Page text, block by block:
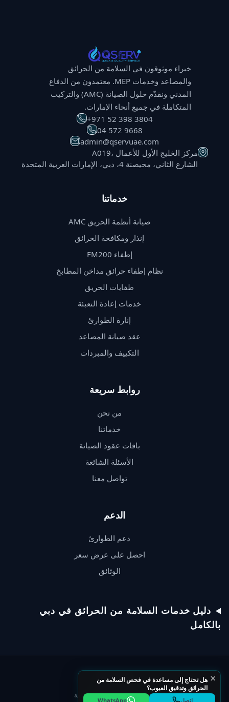
خبراء موثوقون في السلامة من الحرائق
والمصاعد وخدمات MEP. معتمدون من الدفاع
المدني ونقدّم حلول الصيانة (AMC) والتركيب
المتكاملة في جميع أنحاء الإمارات.
⁦+971 52 398 3804⁩
⁦04 572 9668⁩
admin@qservuae.com
A019، مركز الخليج الأول للأعمال
الشارع الثاني، محيصنة 4، دبي، الإمارات العربية المتحدة
خدماتنا
صيانة أنظمة الحريق AMC
إنذار ومكافحة الحرائق
إطفاء FM200
نظام إطفاء حرائق مداخن المطابخ
طفايات الحريق
خدمات إعادة التعبئة
إنارة الطوارئ
عقد صيانة المصاعد
التكييف والمبردات
روابط سريعة
من نحن
خدماتنا
باقات عقود الصيانة
الأسئلة الشائعة
تواصل معنا
الدعم
دعم الطوارئ
احصل على عرض سعر
الوثائق
دليل خدمات السلامة من الحرائق في دبي
بالكامل
سياسة الخصوصيةشروط الخدمة
ابدأ محادثة على WhatsApp × هل تحتاج إلى مساعدة في فحص السلامة من
الحرائق وتدقيق العيوب؟
اتصل WhatsApp